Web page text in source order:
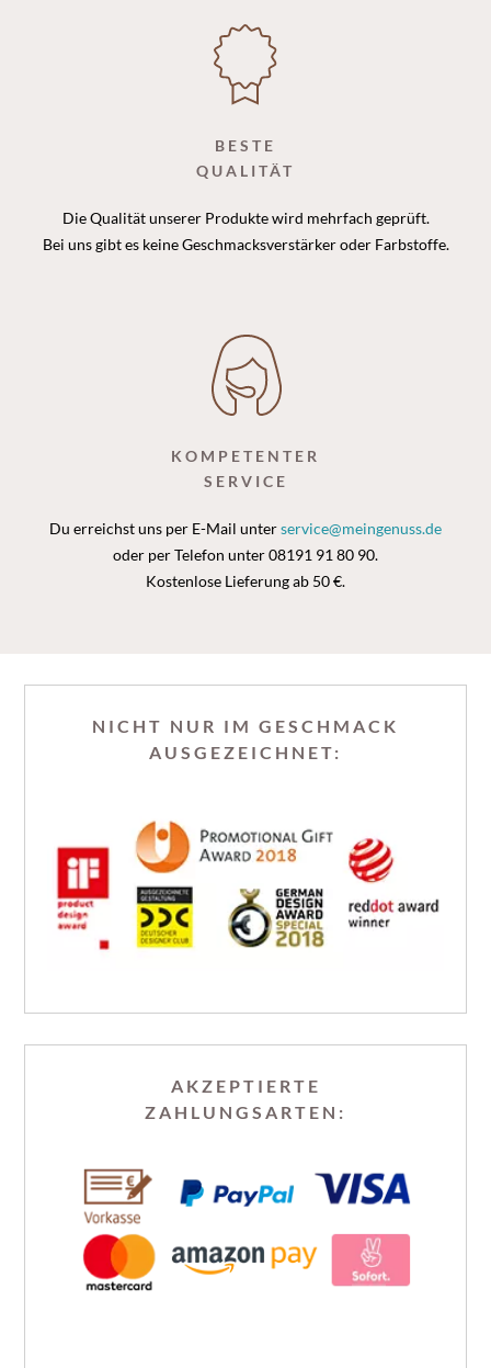
BESTE
QUALITÄT
Die Qualität unserer Produkte wird mehrfach geprüft.
Bei uns gibt es keine Geschmacksverstärker oder Farbstoffe.
KOMPETENTER
SERVICE
Du erreichst uns per E-Mail unterservice@meingenuss.de
oder per Telefon unter 08191 91 80 90.
Kostenlose Lieferung ab 50 €.
NICHT NUR IM GESCHMACK
AUSGEZEICHNET:
AKZEPTIERTE
ZAHLUNGSARTEN: